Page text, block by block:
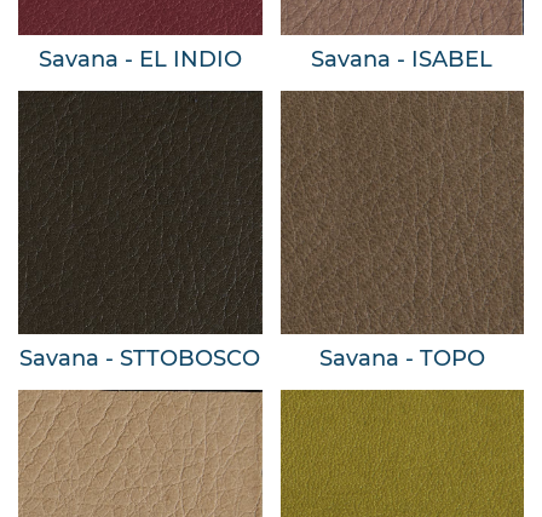
Savana - EL INDIO Savana - ISABEL
Savana - STTOBOSCO Savana - TOPO